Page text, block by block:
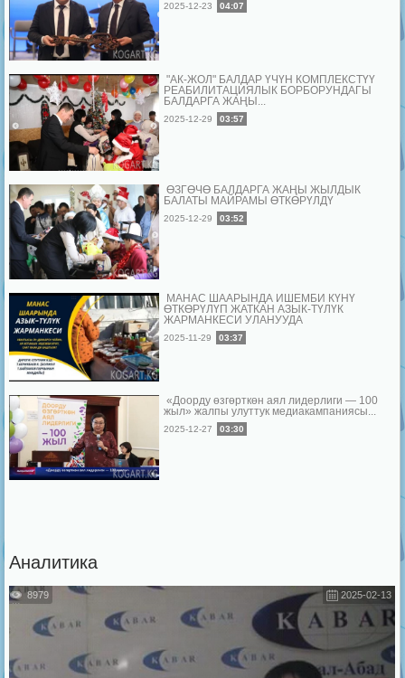
2025-12-23 04:07
"АК-ЖОЛ" БАЛДАР ҮЧҮН КОМПЛЕКСТҮҮ
РЕАБИЛИТАЦИЯЛЫК БОРБОРУНДАГЫ
БАЛДАРГА ЖАҢЫ...
2025-12-29 03:57
ӨЗГӨЧӨ БАЛДАРГА ЖАҢЫ ЖЫЛДЫК
БАЛАТЫ МАЙРАМЫ ӨТКӨРҮЛДҮ
2025-12-29 03:52
МАНАС ШААРЫНДА ИШЕМБИ КҮНҮ
ӨТКӨРҮЛҮП ЖАТКАН АЗЫК-ТҮЛҮК
ЖАРМАНКЕСИ УЛАНУУДА
2025-11-29 03:37
«Доорду өзгөрткөн аял лидерлиги — 100
жыл» жалпы улуттук медиакампаниясы...
2025-12-27 03:30
Аналитика
2025-02-13
8979